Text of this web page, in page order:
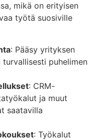
mikä on erityisen
työtä suosiville
: Pääsy yrityksen
puhelimen
: CRM-
ja muut
saatavilla
: Työkalut